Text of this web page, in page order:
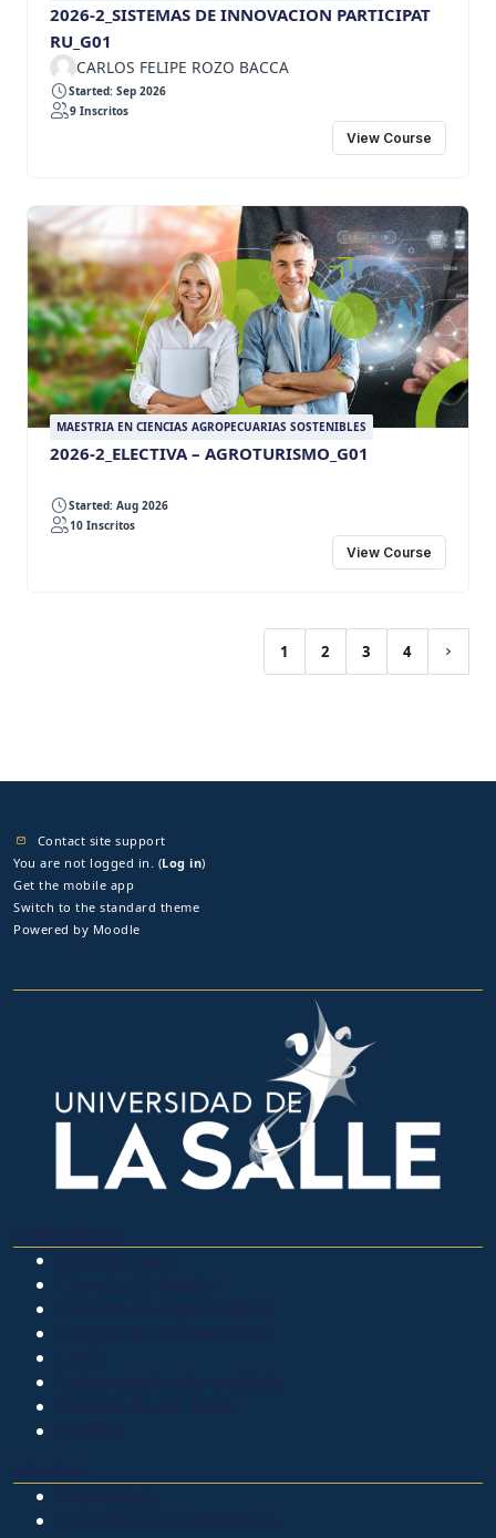
2026-2_SISTEMAS DE INNOVACION PARTICIPAT
RU_G01
CARLOS FELIPE ROZO BACCA
Started: Sep 2026
9 Inscritos
View Course
MAESTRIA EN CIENCIAS AGROPECUARIAS SOSTENIBLES
2026-2_ELECTIVA – AGROTURISMO_G01
Started: Aug 2026
10 Inscritos
View Course
1
(current)
2 3 4
Next
Contact site support
You are not logged in. (Log in)
Get the mobile app
Switch to the standard theme
Powered by Moodle